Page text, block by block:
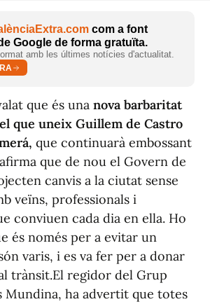
com a font
Google de forma gratuïta.
amb les últimes notícies d'actualitat.
que és una nova barbaritat
que uneix Guillem de Castro
que continuarà embossant
que de nou el Govern de
canvis a la ciutat sense
veïns, professionals i
conviuen cada dia en ella. Ho
és només per a evitar un
varis, i es va fer per a donar
trànsit.El regidor del Grup
Mundina, ha advertit que totes